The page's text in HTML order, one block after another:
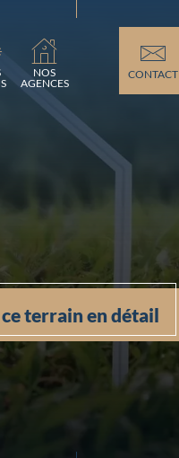
NOS
AGENCES
CONTACT
terrain en détail